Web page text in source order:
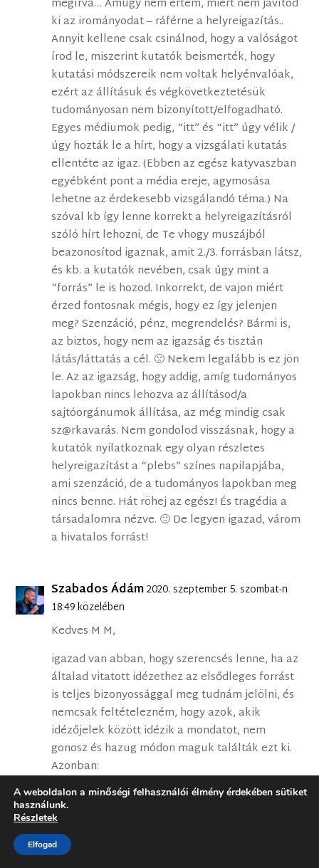
megírva… Amúgy nem értem, miért nem javítod
ki az irományodat – ráférne a helyreigazítás..
Annyit kellene csak csinálnod, hogy a valóságot
írod le, miszerint kutatók beismerték, hogy
kutatási módszereik nem voltak helyénvalóak,
ezért az állításuk és végkövetkeztetésük
tudományosan nem bizonyított/elfogadható.
Egyes médiumok pedig, “itt” és “itt” úgy vélik /
úgy hozták le a hírt, hogy a vizsgálati kutatás
ellentéte az igaz. (Ebben az egész katyvaszban
egyébként pont a média ereje, agymosása
lehetne az érdekesebb vizsgálandó téma.) Na
szóval kb így lenne korrekt a helyreigazításról
szóló hírt lehozni, de Te vhogy muszájból
beazonosítod igaznak, amit 2./3. forrásban látsz,
és kb. a kutatók nevében, csak úgy mint a
“forrás” le is hozod. Inkorrekt, de vajon miért
érzed fontosnak mégis, hogy ez így jelenjen
meg? Szenzáció, pénz, megrendelés? Bármi is,
az biztos, hogy nem az igazság és tisztán
látás/láttatás a cél. 🙁 Nekem legalább is ez jön
le. Az az igazság, hogy addig, amíg tudományos
lapokban nincs lehozva az állításod/a
sajtóorgánumok állítása, az még mindig csak
sz@rkavarás. Nem gondolod visszásnak, hogy a
kutatók nyilatkoznak egy olyan részletes
helyreigazítást a “plebs” színes napilapjába,
ami szenzáció, de a tudományos lapokban meg
nincs benne. Hát röhej az egész! És tragédia a
társadalomra nézve. 🙁 De legyen igazad, várom
a hivatalos forrást!
Szabados Ádám2020. szeptember 5. szombat-n
18:49 közelében
Kedves M M,
igazad van abban, hogy szerencsés lenne, ha az
általad vitatott idézethez az elsődleges forrást
is teljes bizonyossággal meg tudnám jelölni, és
nemcsak feltételezném, hogy azok, akik
idézőjelek között idézik a mondatot, nem
gonosz és hazug módon maguk találták ezt ki.
Azonban:
1) Ez nem egy szakcikk, hanem egy
blogbejegyzés, és nagyon messze vezetne, ha
azt feltételezném, hogy pl. a szakmában jól
ismert Ryan Anderson maga kreálta az idézetet.
A weboldalon a minőségi felhasználói élmény érdekében sütiket
használunk.
Részletek
Elfogad